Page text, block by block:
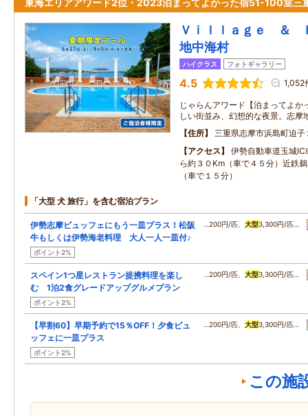
東海エリアアワード2位・2023泊まってよかった宿51-100室三
Ｖｉｌｌａｇｅ ＆
地中海村
ハイクラス フォトギャラリー
4.5 1,052
じゃらんアワード【泊まってよか
しい街並み、幻想的な夜景。志摩
住所
三重県志摩市浜島町迫子
アクセス
伊勢自動車道玉城
ら約３０Km（車で４５分）近鉄
（車で１５分）
「大型 犬 旅行」を含む宿泊プラン
伊勢志摩ビュッフェにもう一皿プラス！松阪
牛もしくは伊勢海老料理 大人一人一皿付♪
ポイント2%
…200円/匹、大型3,300円/匹…
スペイン1つ星レストラン提携料理を楽し
む 1泊2食グレードアップグルメプラン
ポイント2%
…200円/匹、大型3,300円/匹…
【早割60】早期予約で15％OFF！夕食ビュ
ッフェに一皿プラス
ポイント2%
…200円/匹、大型3,300円/匹…
この施